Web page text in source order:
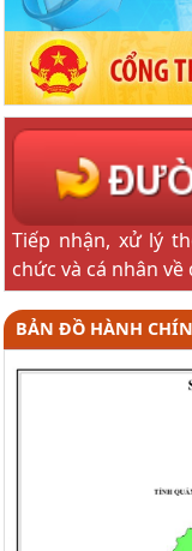
Tiếp nhận, xử lý
chức và cá nhân
BẢN ĐỒ HÀNH